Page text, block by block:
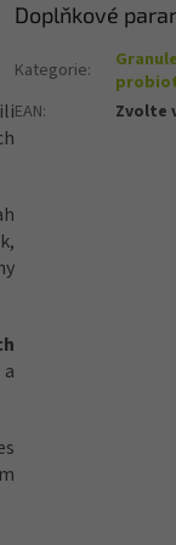
Doplňkové
Kategorie:
EAN: Zvolte